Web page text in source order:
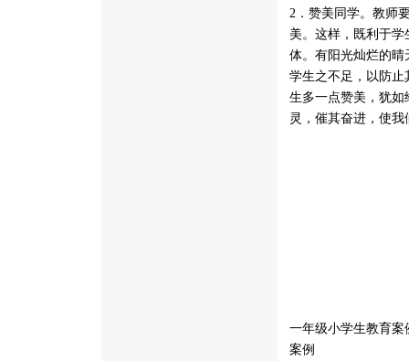
2．赞美同学。教师
美。这样，既利于
体。有阳光灿烂的
学生之不足，以防
生多一点赞美，犹
灵，催其奋进，使
一年级小学生教育案
案例